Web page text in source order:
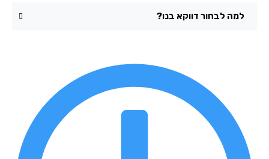
למה לבחור דווקא בנו?